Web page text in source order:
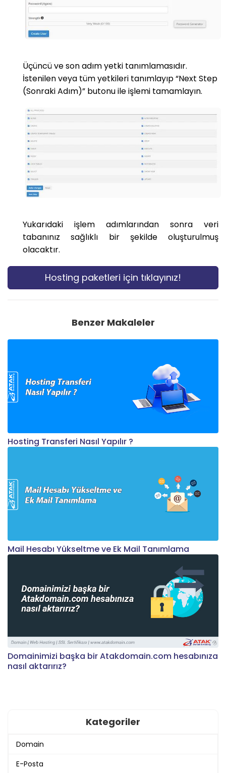
Üçüncü ve son adım yetki tanımlamasıdır.
İstenilen veya tüm yetkileri tanımlayıp “Next Step
(Sonraki Adım)” butonu ile işlemi tamamlayın.
Yukarıdaki işlem adımlarından sonra veri
tabanınız sağlıklı bir şekilde oluşturulmuş
olacaktır.
Hosting paketleri için tıklayınız!
Benzer Makaleler
Hosting Transferi Nasıl Yapılır ?
Mail Hesabı Yükseltme ve Ek Mail Tanımlama
Domainimizi başka bir Atakdomain.com hesabınıza
nasıl aktarırız?
Kategoriler
Domain
E-Posta